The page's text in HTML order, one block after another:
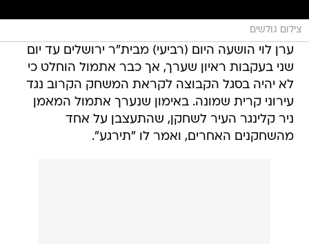
צילום גולשים
ערן לוי הושעה היום (רביעי) מבית"ר ירושלים עד יום
שני בעקבות ראיון שערך, אך כבר אתמול הוחלט כי
לא יהיה בסגל הקבוצה לקראת המשחק הקרוב נגד
עירוני קרית שמונה. באימון שנערך אתמול המאמן
ניר קלינגר העיר לשחקן, שהתעצבן על אחד
מהשחקנים האחרים, ואמר לו "תירגע".